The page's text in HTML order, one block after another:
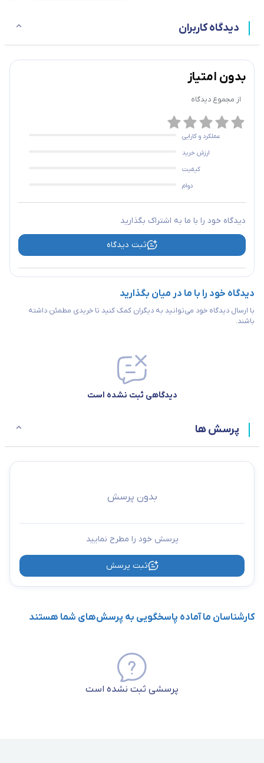
دیدگاه کاربران
بدون امتیاز
از مجموع دیدگاه
عملکرد و کارایی
ارزش خرید
کیفیت
دوام
دیدگاه خود را با ما به اشتراک بگذارید
ثبت دیدگاه
دیدگاه خود را با ما در میان بگذارید
با ارسال دیدگاه خود می‌توانید به دیگران کمک کنید تا خریدی مطمئن داشته
باشند.
دیدگاهی ثبت نشده است
پرسش ها
بدون پرسش
پرسش خود را مطرح نمایید
ثبت پرسش
کارشناسان ما آماده پاسخگویی به پرسش‌های شما هستند
پرسشی ثبت نشده است